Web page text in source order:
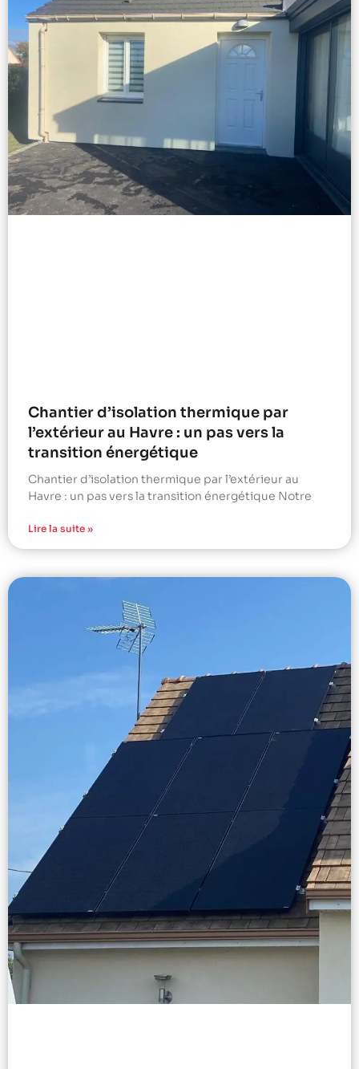
Chantier d’isolation thermique par
l’extérieur au Havre : un pas vers la
transition énergétique
Chantier d’isolation thermique par l’extérieur au
Havre : un pas vers la transition énergétique Notre
Lire la suite »